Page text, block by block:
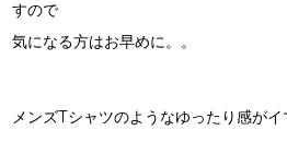
すので
気になる方はお早めに。。
メンズTシャツのようなゆったり感がイ